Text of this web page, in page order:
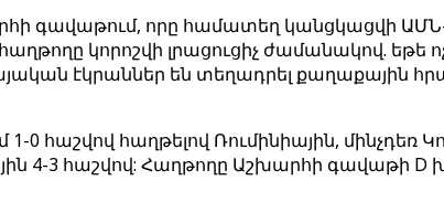
գավաթում, որը համատեղ կանցկացվի ԱՄՆ-
կորոշվի լրացուցիչ ժամանակով. եթե
էկրաններ են տեղադրել քաղաքային
հաշվով հաղթելով Ռումինիային, մինչդեռ
4-3 հաշվով: Հաղթողը Աշխարհի գավաթի D